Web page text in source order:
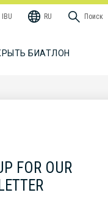
IBU RU Поиск
БИАТЛОН
FOR OUR